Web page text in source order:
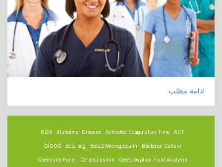
ادامه مطلب
ACT
Activated Coagulation Time
Alzheimer Disease
B2M
Bacterial Culture
Beta2 Microglobulin
Beta hcg
blood
Cerebrospinal Fluid Analysis
Ceruloplasmin
Chemistry Panel